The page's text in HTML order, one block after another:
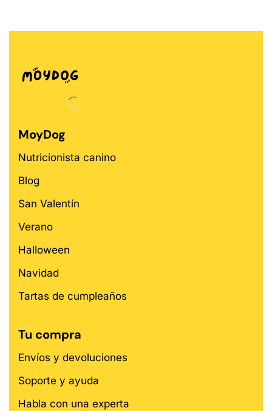
MoyDog
Nutricionista canino
Blog
San Valentín
Verano
Halloween
Navidad
Tartas de cumpleaños
Tu compra
Envíos y devoluciones
Soporte y ayuda
Habla con una experta